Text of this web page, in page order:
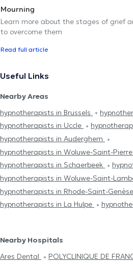
Mourning
Learn more about the stages of grief
to overcome them
Read full article
Useful Links
Nearby Areas
hypnotherapists in Brussels
hypnotherapists in Uccle
hypnotherapists in Auderghem
hypnotherapists in Woluwe-Saint-Pierre
hypnotherapists in Schaerbeek
hypnotherapists in Woluwe-Saint-
hypnotherapists in Rhode-Saint-Genèse
hypnotherapists in La Hulpe
Nearby Hospitals
Ares Dental
POLYCLINIQUE DE